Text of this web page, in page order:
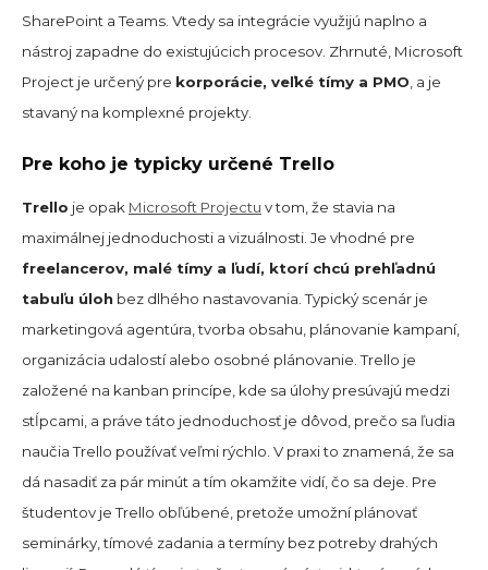
SharePoint a Teams. Vtedy sa integrácie využijú naplno a
nástroj zapadne do existujúcich procesov. Zhrnuté, Microsoft
Project je určený pre korporácie, veľké tímy a PMO , a je
stavaný na komplexné projekty.
Pre koho je typicky určené Trello
Trello je opak Microsoft Projectu v tom, že stavia na
maximálnej jednoduchosti a vizuálnosti. Je vhodné pre
freelancerov, malé tímy a ľudí, ktorí chcú prehľadnú
tabuľu úloh bez dlhého nastavovania. Typický scenár je
marketingová agentúra, tvorba obsahu, plánovanie kampaní,
organizácia udalostí alebo osobné plánovanie. Trello je
založené na kanban princípe, kde sa úlohy presúvajú medzi
stĺpcami, a práve táto jednoduchosť je dôvod, prečo sa ľudia
naučia Trello používať veľmi rýchlo. V praxi to znamená, že sa
dá nasadiť za pár minút a tím okamžite vidí, čo sa deje. Pre
študentov je Trello obľúbené, pretože umožní plánovať
seminárky, tímové zadania a termíny bez potreby drahých